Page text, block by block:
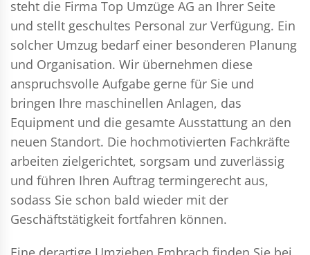
steht die Firma Top Umzüge AG an Ihrer Seite
und stellt geschultes Personal zur Verfügung. Ein
solcher Umzug bedarf einer besonderen Planung
und Organisation. Wir übernehmen diese
anspruchsvolle Aufgabe gerne für Sie und
bringen Ihre maschinellen Anlagen, das
Equipment und die gesamte Ausstattung an den
neuen Standort. Die hochmotivierten Fachkräfte
arbeiten zielgerichtet, sorgsam und zuverlässig
und führen Ihren Auftrag termingerecht aus,
sodass Sie schon bald wieder mit der
Geschäftstätigkeit fortfahren können.